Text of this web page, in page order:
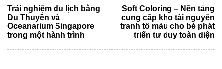
Trải nghiệm du lịch bằng
Du Thuyền và
Oceanarium Singapore
trong một hành trình
Soft Coloring – Nền tảng
cung cấp kho tài nguyên
tranh tô màu cho bé phát
triển tư duy toàn diện